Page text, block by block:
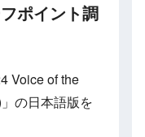
ポイント調
Voice of the
の日本語版を